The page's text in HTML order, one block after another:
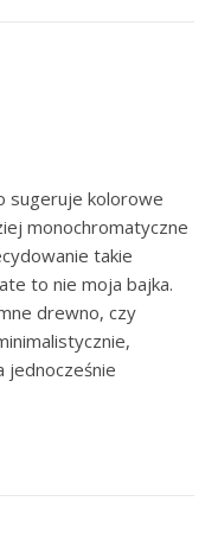
sugeruje kolorowe
monochromatyczne
takie
to nie moja bajka.
drewno, czy
jednocześnie